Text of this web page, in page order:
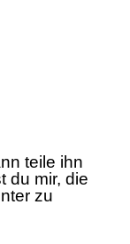
teile ihn
du mir, die
zu